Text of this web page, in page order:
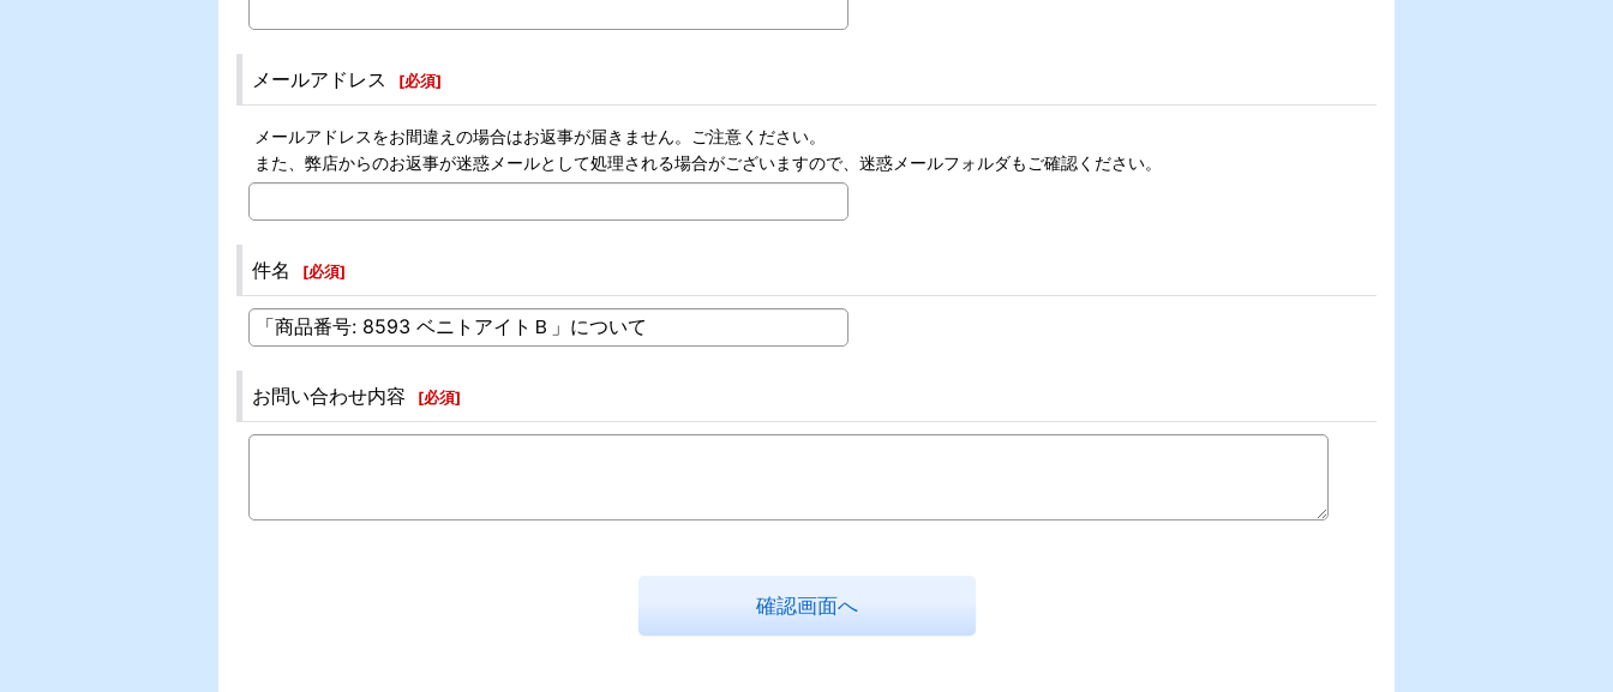
メールアドレス [必須]
メールアドレスをお間違えの場合はお返事が届きません。ご注意ください。
また、弊店からのお返事が迷惑メールとして処理される場合がございますので、迷惑メールフォルダもご確認ください。
件名 [必須]
お問い合わせ内容 [必須]
確認画面へ